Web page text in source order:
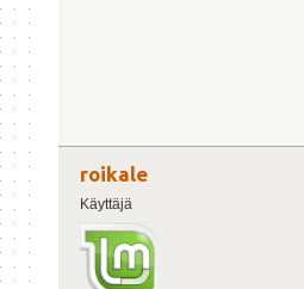
roikale
Käyttäjä